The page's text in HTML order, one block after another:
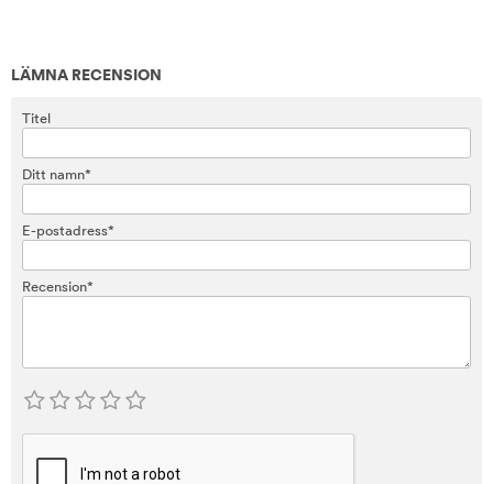
LÄMNA RECENSION
Titel
Ditt namn*
E-postadress*
Recension*